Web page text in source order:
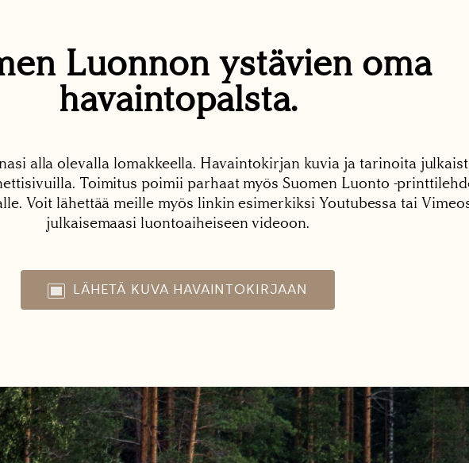
Luonnon ystävien oma
havaintopalsta.
alla olevalla lomakkeella. Havaintokirjan kuvia ja tarinoita
Toimitus poimii parhaat myös Suomen Luonto -
Voit lähettää meille myös linkin esimerkiksi Youtubessa tai
julkaisemaasi luontoaiheiseen videoon.
LÄHETÄ KUVA HAVAINTOKIRJAAN